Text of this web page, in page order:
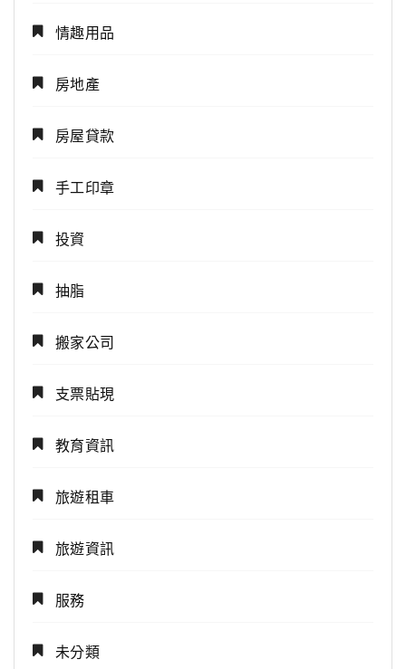
情趣用品
房地產
房屋貸款
手工印章
投資
抽脂
搬家公司
支票貼現
教育資訊
旅遊租車
旅遊資訊
服務
未分類